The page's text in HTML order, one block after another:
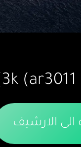
الى الارشيف